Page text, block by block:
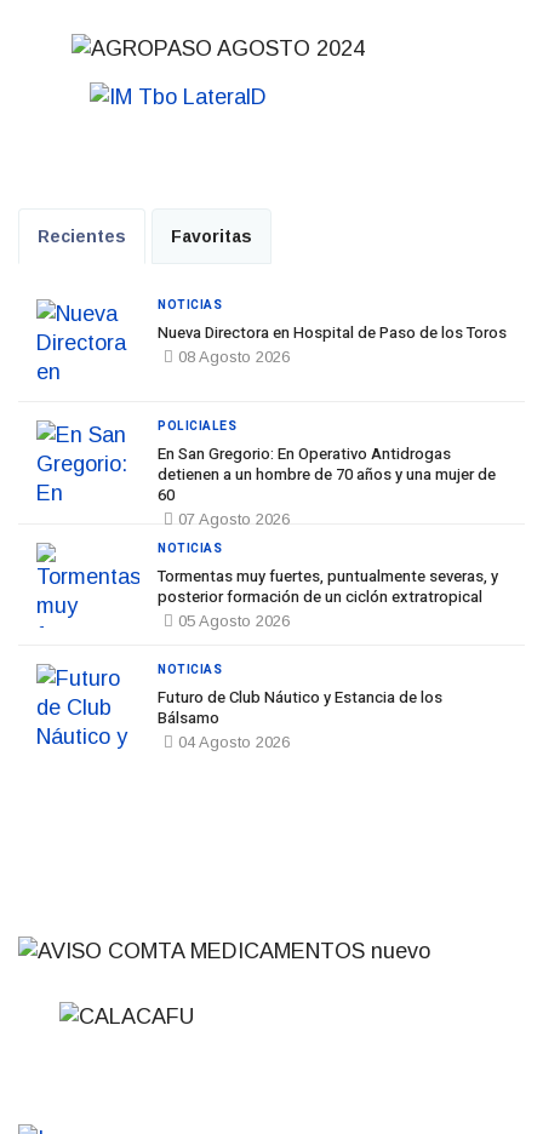
Recientes Favoritas
Nueva Directora en Hospital de Paso de los Toros
08 Agosto 2026
NOTICIAS
En San Gregorio: En Operativo Antidrogas
detienen a un hombre de 70 años y una mujer de
60
07 Agosto 2026
POLICIALES
Tormentas muy fuertes, puntualmente severas, y
posterior formación de un ciclón extratropical
05 Agosto 2026
NOTICIAS
Futuro de Club Náutico y Estancia de los
Bálsamo
04 Agosto 2026
NOTICIAS